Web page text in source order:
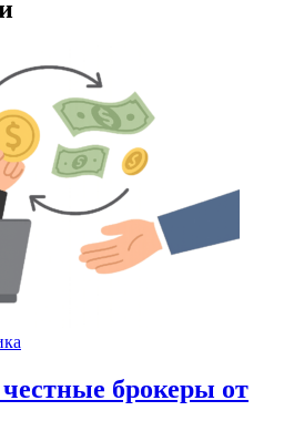
брокеры от